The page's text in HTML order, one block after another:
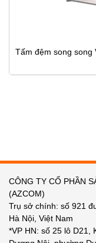
Tấm đệm song song
CÔNG TY CỔ PHẦN
(AZCOM)
Trụ sở chính: số 921
Hà Nội, Việt Nam
*VP HN: số 25 lô D21,